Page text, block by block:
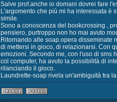
Salve prof.anche io domani dovrei fare
L'argomento che più mi ha interessata è
simile.
Sono a conoscenza del bookcrossing ,
pensiero, purtroppo non ho mai avuto
Ritornando alle soap.opera disseminate
di mettersi in gioco, di relazionarsi. Con
emozioni. Secondo me, con l'uso di sms
col computer, ha avuto la possibilità di
rilanciando il gioco.
Laundrette-soap rivela un'ambiguità tra